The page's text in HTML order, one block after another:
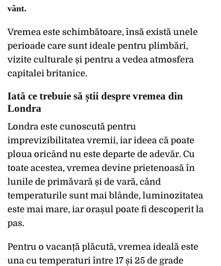
vânt.
Vremea este schimbătoare, însă există unele
perioade care sunt ideale pentru plimbări,
vizite culturale și pentru a vedea atmosfera
capitalei britanice.
Iată ce trebuie să știi despre vremea din
Londra
Londra este cunoscută pentru
imprevizibilitatea vremii, iar ideea că poate
ploua oricând nu este departe de adevăr. Cu
toate acestea, vremea devine prietenoasă în
lunile de primăvară și de vară, când
temperaturile sunt mai blânde, luminozitatea
este mai mare, iar orașul poate fi descoperit la
pas.
Pentru o vacanță plăcută, vremea ideală este
una cu temperaturi între 17 și 25 de grade